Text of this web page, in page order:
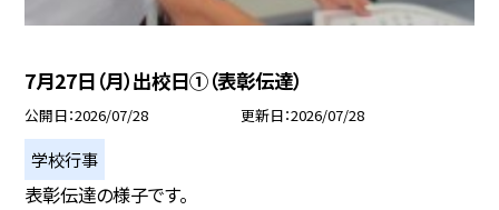
7月27日（月）出校日①（表彰伝達）
公開日 2026/07/28 更新日 2026/07/28
学校行事
表彰伝達の様子です。